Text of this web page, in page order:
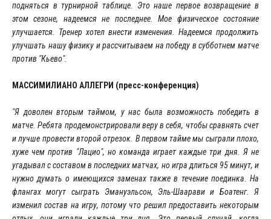
подняться в турнирной таблице. Это наше первое возвращение в
этом сезоне, надеемся не последнее. Мое физическое состояние
улучшается. Тренер хотел внести изменения. Надеемся продолжить
улучшать нашу физику и рассчитываем на победу в субботнем матче
против "Кьево".
МАССИМИЛИАНО АЛЛЕГРИ (пресс-конференция)
"Я доволен вторым таймом, у нас была возможность победить в
матче. Ребята продемонстрировали веру в себя, чтобы сравнять счет
и лучше провести второй отрезок. В первом тайме мы сыграли плохо,
хуже чем против "Лацио", но команда играет каждые три дня. Я не
угадывал с составом в последних матчах, но игра длиться 95 минут, и
нужно думать о имеющихся заменах также в течение поединка. На
флангах могут сыграть Эмануэльсон, Эль-Шаарави и Боатенг. Я
изменил состав на игру, потому что решил предоставить некоторым